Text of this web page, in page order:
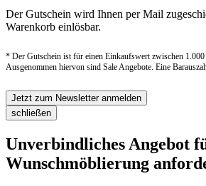
Der Gutschein wird Ihnen per Mail
Warenkorb einlösbar.
* Der Gutschein ist für einen Einkaufswert zwischen 1.000
Ausgenommen hiervon sind Sale Angebote. Eine
Jetzt zum Newsletter anmelden
schließen
Unverbindliches Angebot
Wunschmöblierung